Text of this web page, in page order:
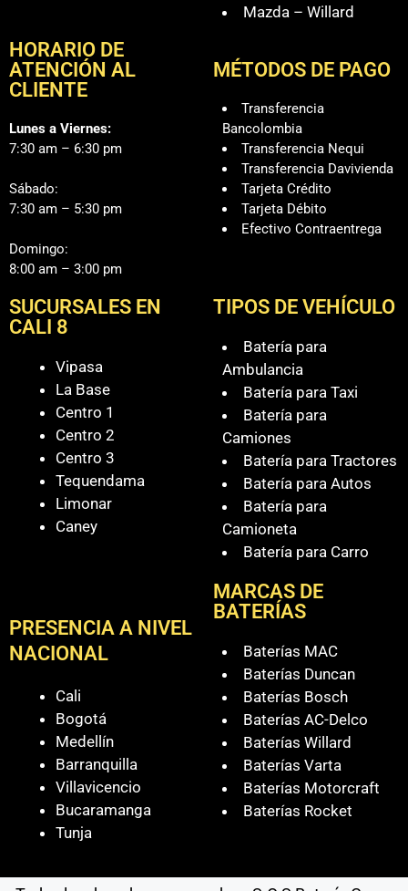
HORARIO DE
ATENCIÓN AL
CLIENTE
Lunes a Viernes:
7:30 am – 6:30 pm
Sábado:
7:30 am – 5:30 pm
Domingo:
8:00 am – 3:00 pm
Mazda – Willard
MÉTODOS DE PAGO
Transferencia
Bancolombia
Transferencia Nequi
Transferencia Davivienda
Tarjeta Crédito
Tarjeta Débito
Efectivo Contraentrega
SUCURSALES EN
CALI 8
Vipasa
La Base
Centro 1
Centro 2
Centro 3
Tequendama
Limonar
Caney
PRESENCIA A NIVEL
NACIONAL
Cali
Bogotá
Medellín
Barranquilla
Villavicencio
Bucaramanga
Tunja
TIPOS DE VEHÍCULO
Batería para
Ambulancia
Batería para Taxi
Batería para
Camiones
Batería para Tractores
Batería para Autos
Batería para
Camioneta
Batería para Carro
MARCAS DE
BATERÍAS
Baterías MAC
Baterías Duncan
Baterías Bosch
Baterías AC-Delco
Baterías Willard
Baterías Varta
Baterías Motorcraft
Baterías Rocket